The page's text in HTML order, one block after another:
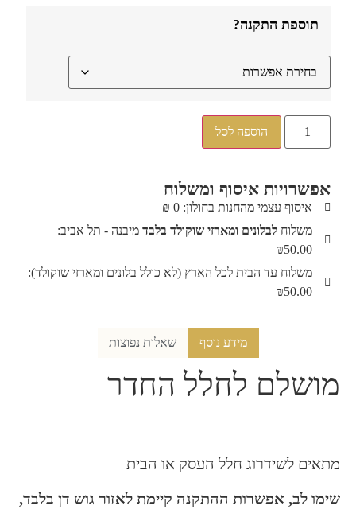
תוספת התקנה?
הוספה לסל
אפשרויות איסוף ומשלוח
איסוף עצמי מהחנות בחולון: 0 ₪
משלוחלבלונים ומארזי שוקולד בלבדמיבנה - תל אביב:
₪50.00
משלוח עד הבית לכל הארץ (לא כולל בלונים ומארזי שוקולד):
₪50.00
מידע נוסף שאלות נפוצות
מושלם לחלל החדר
מתאים לשידרוג חלל העסק או הבית
שימו לב, אפשרות ההתקנה קיימת לאזור גוש דן בלבד,